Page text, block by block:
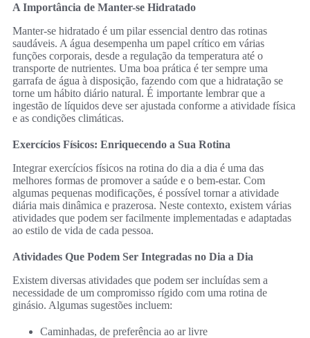
A Importância de Manter-se Hidratado
Manter-se hidratado é um pilar essencial dentro das rotinas
saudáveis. A água desempenha um papel crítico em várias
funções corporais, desde a regulação da temperatura até o
transporte de nutrientes. Uma boa prática é ter sempre uma
garrafa de água à disposição, fazendo com que a hidratação se
torne um hábito diário natural. É importante lembrar que a
ingestão de líquidos deve ser ajustada conforme a atividade física
e as condições climáticas.
Exercícios Físicos: Enriquecendo a Sua Rotina
Integrar exercícios físicos na rotina do dia a dia é uma das
melhores formas de promover a saúde e o bem-estar. Com
algumas pequenas modificações, é possível tornar a atividade
diária mais dinâmica e prazerosa. Neste contexto, existem várias
atividades que podem ser facilmente implementadas e adaptadas
ao estilo de vida de cada pessoa.
Atividades Que Podem Ser Integradas no Dia a Dia
Existem diversas atividades que podem ser incluídas sem a
necessidade de um compromisso rígido com uma rotina de
ginásio. Algumas sugestões incluem:
Caminhadas, de preferência ao ar livre